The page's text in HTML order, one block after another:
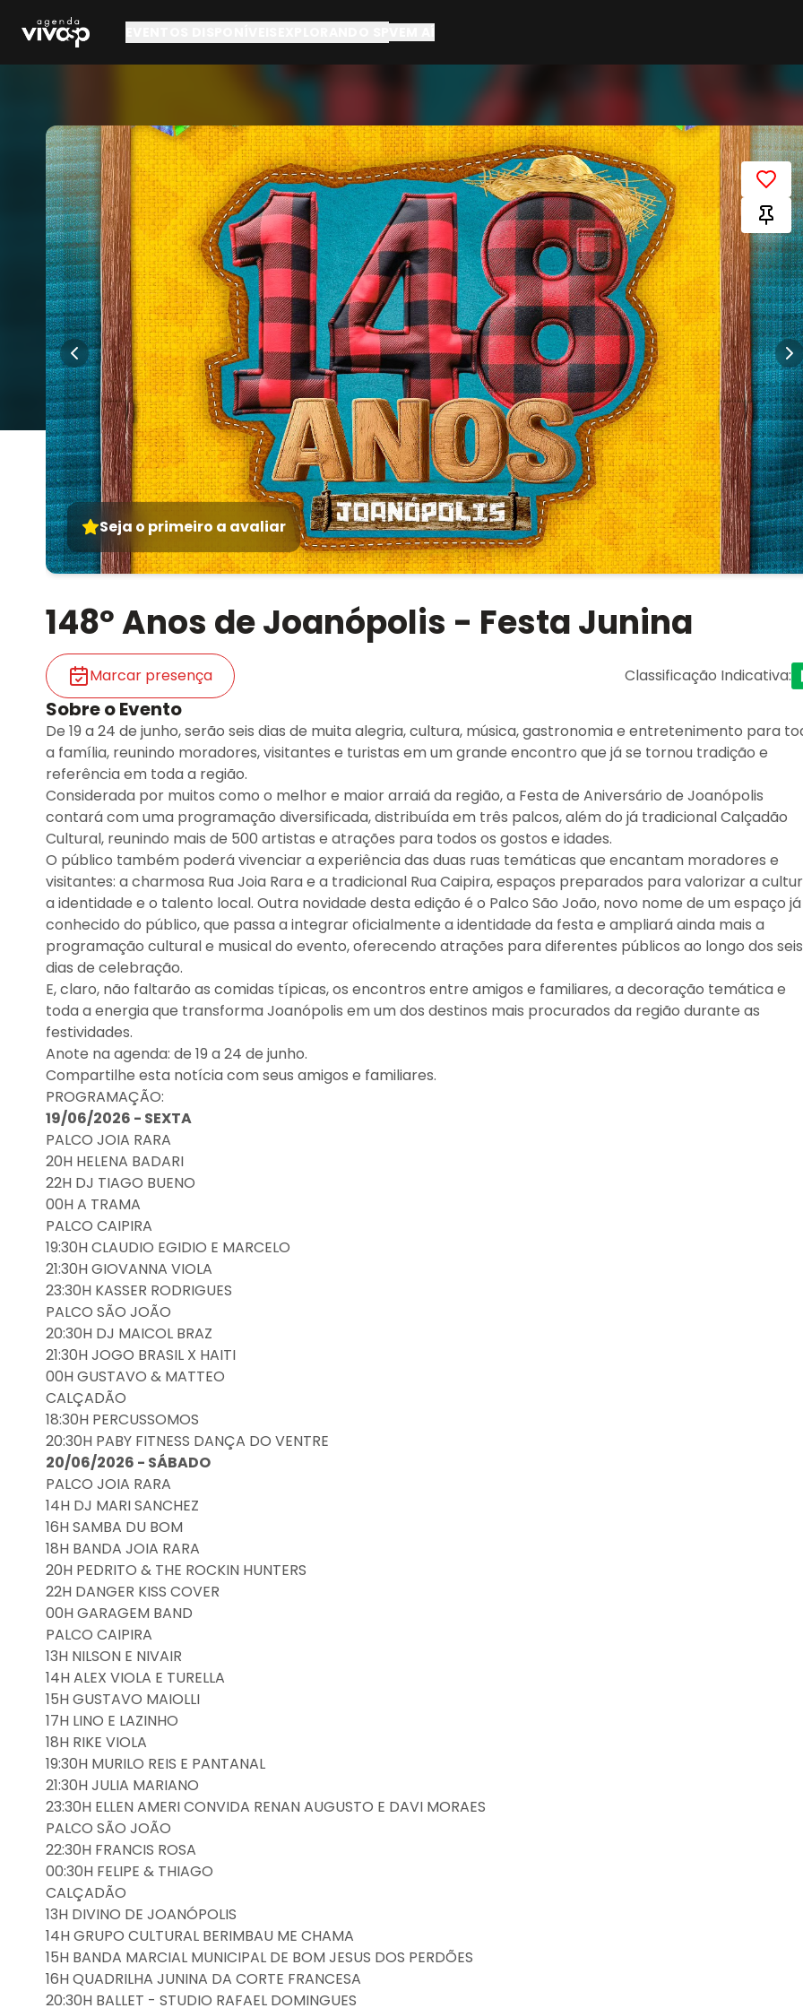
Seja o primeiro a avaliar
148º Anos de Joanópolis - Festa Junina
Marcar presença Classificação Indicativa:
Sobre o Evento
De 19 a 24 de junho, serão seis dias de muita alegria, cultura, música, gastronomia e entretenimento para
a família, reunindo moradores, visitantes e turistas em um grande encontro que já se tornou tradição e
referência em toda a região.
Considerada por muitos como o melhor e maior arraiá da região, a Festa de Aniversário de Joanópolis
contará com uma programação diversificada, distribuída em três palcos, além do já tradicional Calçadão
Cultural, reunindo mais de 500 artistas e atrações para todos os gostos e idades.
O público também poderá vivenciar a experiência das duas ruas temáticas que encantam moradores e
visitantes: a charmosa Rua Joia Rara e a tradicional Rua Caipira, espaços preparados para valorizar a
a identidade e o talento local. Outra novidade desta edição é o Palco São João, novo nome de um espaço já
conhecido do público, que passa a integrar oficialmente a identidade da festa e ampliará ainda mais a
programação cultural e musical do evento, oferecendo atrações para diferentes públicos ao longo dos seis
dias de celebração.
E, claro, não faltarão as comidas típicas, os encontros entre amigos e familiares, a decoração temática e
toda a energia que transforma Joanópolis em um dos destinos mais procurados da região durante as
festividades.
Anote na agenda: de 19 a 24 de junho.
Compartilhe esta notícia com seus amigos e familiares.
PROGRAMAÇÃO:
19/06/2026 - SEXTA
PALCO JOIA RARA
20H HELENA BADARI
22H DJ TIAGO BUENO
00H A TRAMA
PALCO CAIPIRA
19:30H CLAUDIO EGIDIO E MARCELO
21:30H GIOVANNA VIOLA
23:30H KASSER RODRIGUES
PALCO SÃO JOÃO
20:30H DJ MAICOL BRAZ
21:30H JOGO BRASIL X HAITI
00H GUSTAVO & MATTEO
CALÇADÃO
18:30H PERCUSSOMOS
20:30H PABY FITNESS DANÇA DO VENTRE
20/06/2026 - SÁBADO
PALCO JOIA RARA
14H DJ MARI SANCHEZ
16H SAMBA DU BOM
18H BANDA JOIA RARA
20H PEDRITO & THE ROCKIN HUNTERS
22H DANGER KISS COVER
00H GARAGEM BAND
PALCO CAIPIRA
13H NILSON E NIVAIR
14H ALEX VIOLA E TURELLA
15H GUSTAVO MAIOLLI
17H LINO E LAZINHO
18H RIKE VIOLA
19:30H MURILO REIS E PANTANAL
21:30H JULIA MARIANO
23:30H ELLEN AMERI CONVIDA RENAN AUGUSTO E DAVI MORAES
PALCO SÃO JOÃO
22:30H FRANCIS ROSA
00:30H FELIPE & THIAGO
CALÇADÃO
13H DIVINO DE JOANÓPOLIS
14H GRUPO CULTURAL BERIMBAU ME CHAMA
15H BANDA MARCIAL MUNICIPAL DE BOM JESUS DOS PERDÕES
16H QUADRILHA JUNINA DA CORTE FRANCESA
20:30H BALLET - STUDIO RAFAEL DOMINGUES